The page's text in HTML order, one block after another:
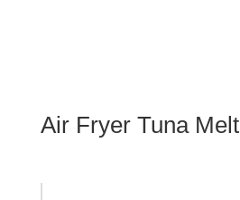
Air Fryer Tuna Melt